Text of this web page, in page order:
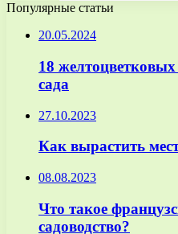
Популярные статьи
20.05.2024
18
сада
27.10.2023
Как вырастить
08.08.2023
Что такое
садоводство?